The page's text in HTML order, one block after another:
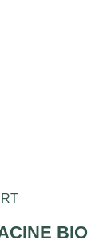
BIO